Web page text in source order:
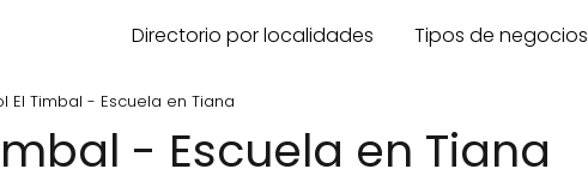
Directorio por localidades Tipos de negocios
El Timbal - Escuela en Tiana
- Escuela en Tiana